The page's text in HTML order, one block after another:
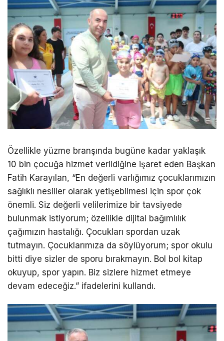
Özellikle yüzme branşında bugüne kadar yaklaşık
10 bin çocuğa hizmet verildiğine işaret eden Başkan
Fatih Karayılan, “En değerli varlığımız çocuklarımızın
sağlıklı nesiller olarak yetişebilmesi için spor çok
önemli. Siz değerli velilerimize bir tavsiyede
bulunmak istiyorum; özellikle dijital bağımlılık
çağımızın hastalığı. Çocukları spordan uzak
tutmayın. Çocuklarımıza da söylüyorum; spor okulu
bitti diye sizler de sporu bırakmayın. Bol bol kitap
okuyup, spor yapın. Biz sizlere hizmet etmeye
devam edeceğiz.” ifadelerini kullandı.